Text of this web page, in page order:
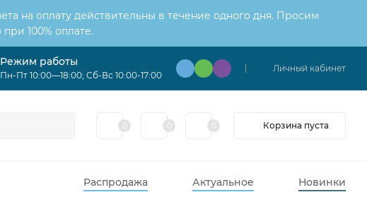
на оплату действительны в течение одного дня. Просим
100% оплате.
Режим работы
Пн-Пт 10:00—18:00; Сб-Вс 10:00-17:00
Личный кабинет
Корзина пуста
Распродажа Актуальное Новинки